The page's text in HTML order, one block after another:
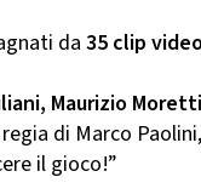
da35 clip
Maurizio Moretti
di Marco
il gioco!”